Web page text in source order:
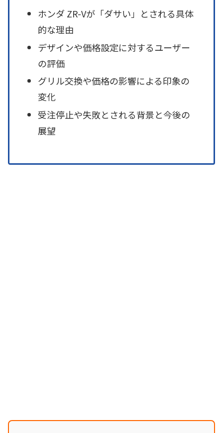
ホンダ ZR-Vが「ダサい」とされる具体
的な理由
デザインや価格設定に対するユーザー
の評価
グリル交換や価格の影響による印象の
変化
受注停止や失敗とされる背景と今後の
展望